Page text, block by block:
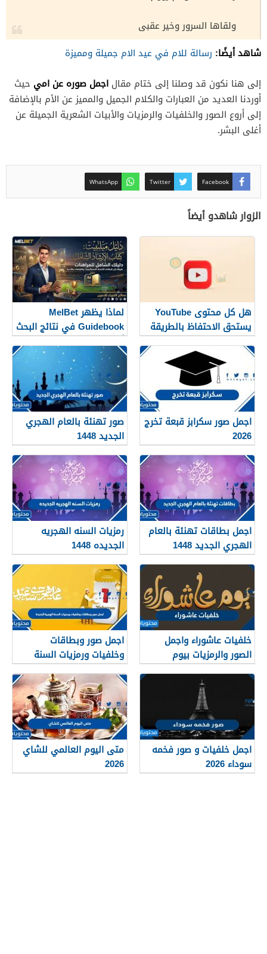
ولقاها السرور وخير عقبى
شاهد أيضًا: رسالة للام في عيد الام جميلة ومميزة
إلى هنا نكون قد وصلنا إلى ختام مقال اجمل صوره عن امي حيث
أوردنا العديد من العبارات والكلام الجميل والمميز عن الأم بالإضافة
إلى أروع الصور والخلفيات والرمزيات والأبيات الشعرية الجميلة عن
أغلى البشر.
Facebook
Twitter
WhatsApp
الزوار شاهدو أيضاً
هل كل محتوى YouTube
يستحق الاحتفاظ بالطريقة
نفسها؟
لماذا يظهر MelBet
Guidebook في نتائج البحث
أكثر من صفحات كثيرة؟
اجمل صور سكرابز قبعة تخرج
2026
صور تهنئة بالعام الهجري
الجديد 1448
اجمل بطاقات تهنئة بالعام
الهجري الجديد 1448
رمزيات السنه الهجريه
الجديده 1448
خلفيات عاشوراء واجمل
الصور والرمزيات بيوم
عاشوراء 1448/2026
اجمل صور وبطاقات
وخلفيات ورمزيات السنة
الهجرية الجديدة 1448
اجمل خلفيات و صور فخمه
سوداء 2026
متى اليوم العالمي للشاي
2026